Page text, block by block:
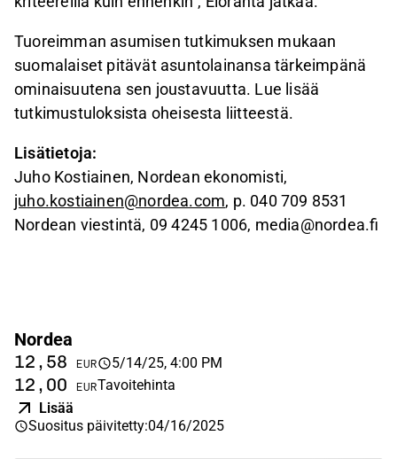
Tuoreimman asumisen tutkimuksen mukaan
suomalaiset pitävät asuntolainansa tärkeimpänä
ominaisuutena sen joustavuutta. Lue lisää
tutkimustuloksista oheisesta liitteestä.
Lisätietoja:
Juho Kostiainen, Nordean ekonomisti,
juho.kostiainen@nordea.com, p. 040 709 8531
Nordean viestintä, 09 4245 1006, media@nordea.fi
Nordea
12,58 EUR 5/14/25, 4:00 PM
12,00 EURTavoitehinta
Lisää
Suositus päivitetty:04/16/2025